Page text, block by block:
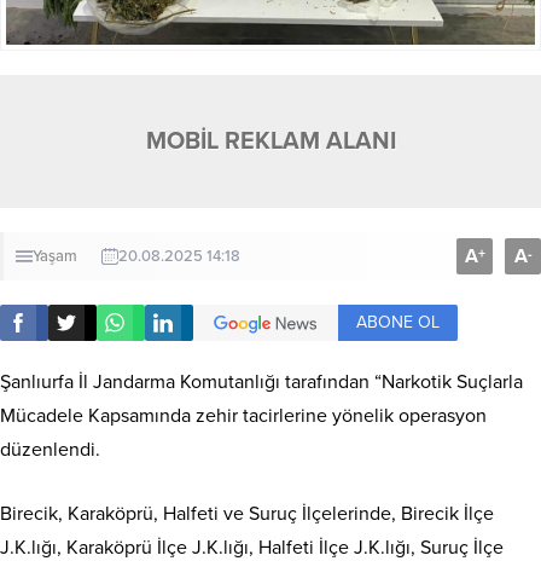
MOBİL REKLAM ALANI
Yaşam 20.08.2025 14:18 A+ A-
ABONE OL
Şanlıurfa İl Jandarma Komutanlığı tarafından “Narkotik Suçlarla
Mücadele Kapsamında zehir tacirlerine yönelik operasyon
düzenlendi.
Birecik, Karaköprü, Halfeti ve Suruç İlçelerinde, Birecik İlçe
J.K.lığı, Karaköprü İlçe J.K.lığı, Halfeti İlçe J.K.lığı, Suruç İlçe